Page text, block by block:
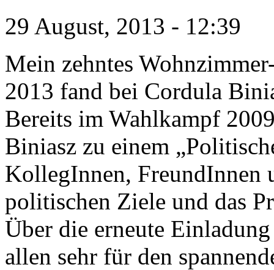
29 August, 2013 - 12:39
Mein zehntes
2013 fand bei Cordula
Bereits im Wahlkampf
Biniasz zu einem
KollegInnen, FreundInnen
politischen Ziele und das
Über die erneute
allen sehr für den